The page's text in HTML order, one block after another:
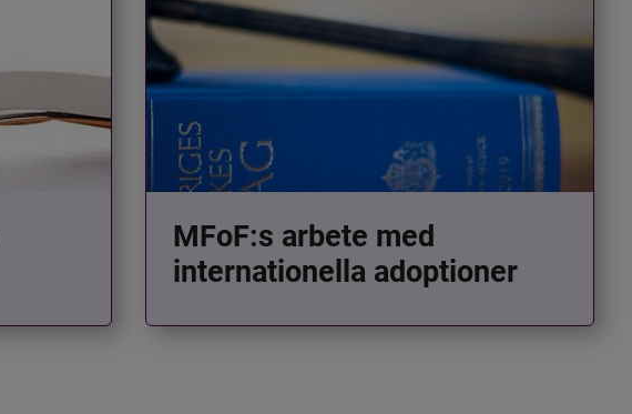
MFoF:s arbete med
internationella adoptioner